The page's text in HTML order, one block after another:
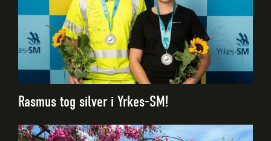
Rasmus tog silver i Yrkes-SM!